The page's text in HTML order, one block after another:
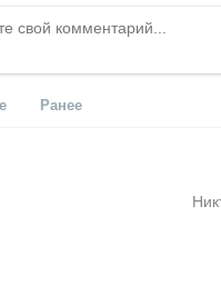
Ранее